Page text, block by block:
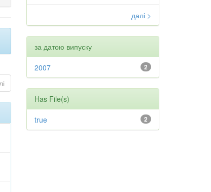
далі >
за датою випуску
2
2007
Has File(s)
2
true